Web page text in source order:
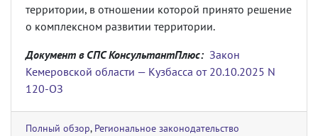
территории, в отношении которой принято решение
о комплексном развитии территории.
Документ в СПС КонсультантПлюс: Закон
Кемеровской области — Кузбасса от 20.10.2025 N
120-ОЗ
Полный обзор, Региональное законодательство